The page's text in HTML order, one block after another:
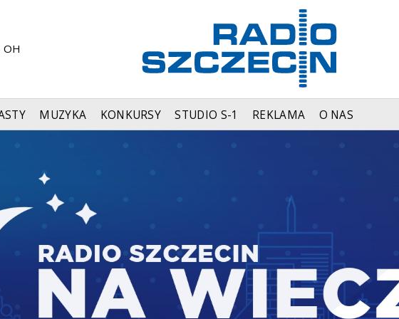
OH
MUZYKA KONKURSY STUDIO S-1 REKLAMA O NAS